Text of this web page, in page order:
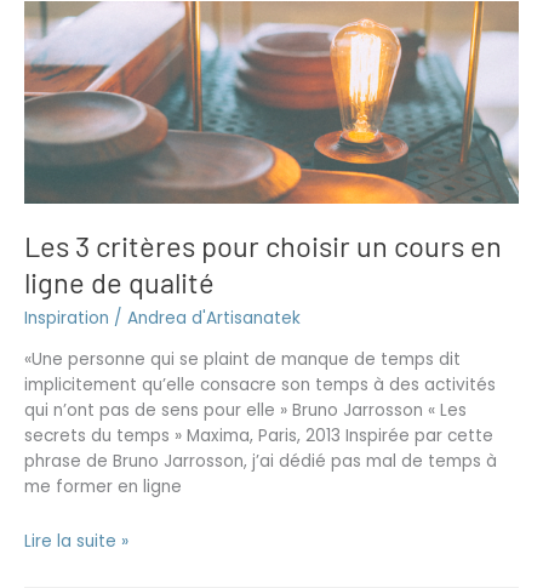
Les 3 critères pour choisir un cours en
ligne de qualité
Inspiration / Andrea d'Artisanatek
«Une personne qui se plaint de manque de temps dit
implicitement qu’elle consacre son temps à des activités
qui n’ont pas de sens pour elle » Bruno Jarrosson « Les
secrets du temps » Maxima, Paris, 2013 Inspirée par cette
phrase de Bruno Jarrosson, j’ai dédié pas mal de temps à
me former en ligne
Les
3
critères
pour
choisir
un
cours
en
de
Lire la suite »